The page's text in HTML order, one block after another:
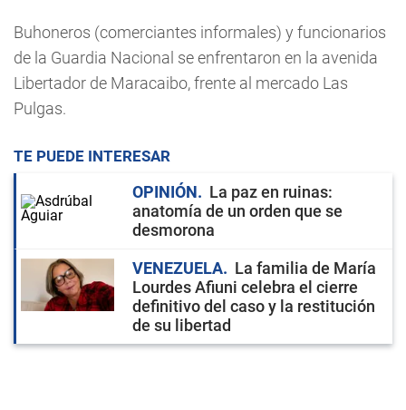
Buhoneros (comerciantes informales) y funcionarios
de la Guardia Nacional se enfrentaron en la avenida
Libertador de Maracaibo, frente al mercado Las
Pulgas.
TE PUEDE INTERESAR
OPINIÓN
La paz en ruinas:
anatomía de un orden que se
desmorona
VENEZUELA
La familia de María
Lourdes Afiuni celebra el cierre
definitivo del caso y la restitución
de su libertad